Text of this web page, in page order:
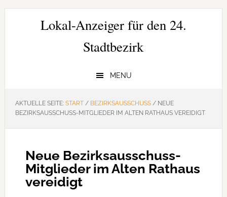
Zur
Hauptnavigation
Zum
Zur
SeitenspalteLokal-Anzeiger für den 24.
Stadtbezirk
MENU
AKTUELLE SEITE: START / BEZIRKSAUSSCHUSS /NEUE
BEZIRKSAUSSCHUSS-MITGLIEDER IM ALTEN RATHAUS VEREIDIGT
Neue Bezirksausschuss-
Mitglieder im Alten Rathaus
vereidigt